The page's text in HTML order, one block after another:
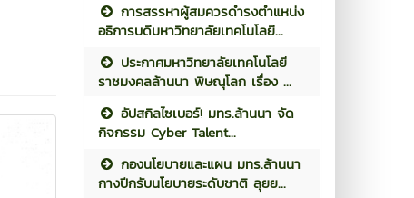
การสรรหาผู้สมควรดำรงตำแหน่ง
อธิการบดีมหาวิทยาลัยเทคโนโลยี...
ประกาศมหาวิทยาลัยเทคโนโลยี
ราชมงคลล้านนา พิษณุโลก เรื่อง ...
อัปสกิลไซเบอร์! มทร.ล้านนา จัด
กิจกรรม Cyber Talent...
กองนโยบายและแผน มทร.ล้านนา
กางปีกรับนโยบายระดับชาติ ลุยย...